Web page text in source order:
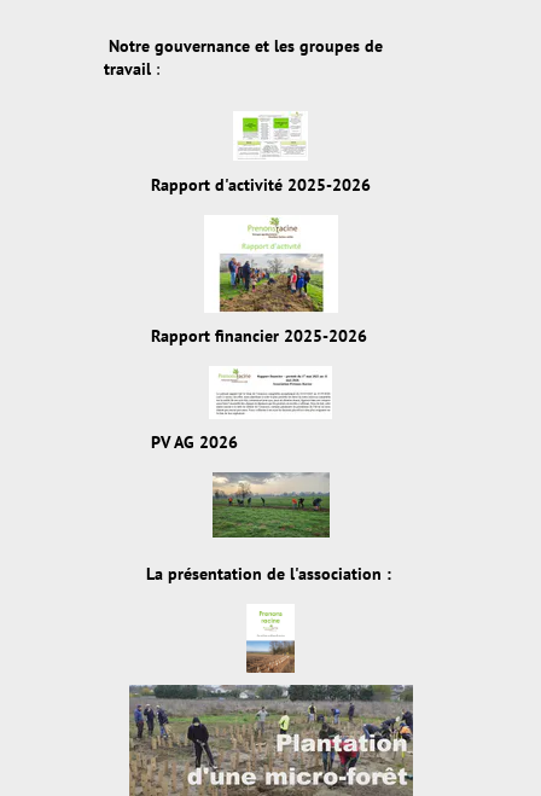
Notre gouvernance et les groupes de
travail:
Rapport d'activité 2025-2026
Rapport financier 2025-2026
PV AG 2026
La présentation de l'association :